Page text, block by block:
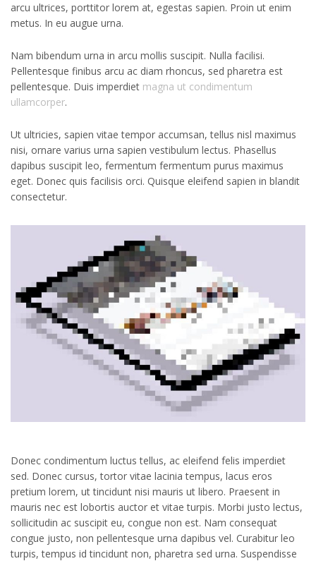
arcu ultrices, porttitor lorem at, egestas sapien. Proin ut enim
metus. In eu augue urna.
Nam bibendum urna in arcu mollis suscipit. Nulla facilisi.
Pellentesque finibus arcu ac diam rhoncus, sed pharetra est
pellentesque. Duis imperdiet magna ut condimentum
ullamcorper.
Ut ultricies, sapien vitae tempor accumsan, tellus nisl maximus
nisi, ornare varius urna sapien vestibulum lectus. Phasellus
dapibus suscipit leo, fermentum fermentum purus maximus
eget. Donec quis facilisis orci. Quisque eleifend sapien in blandit
consectetur.
Donec condimentum luctus tellus, ac eleifend felis imperdiet
sed. Donec cursus, tortor vitae lacinia tempus, lacus eros
pretium lorem, ut tincidunt nisi mauris ut libero. Praesent in
mauris nec est lobortis auctor et vitae turpis. Morbi justo lectus,
sollicitudin ac suscipit eu, congue non est. Nam consequat
congue justo, non pellentesque urna dapibus vel. Curabitur leo
turpis, tempus id tincidunt non, pharetra sed urna. Suspendisse